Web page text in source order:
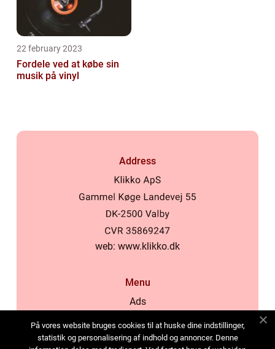
22 february 2023
Fordele ved at købe sin
musik på vinyl
Address
web: www.klikko.dk
Menu
Ads
Cookies
På vores website bruges cookies til at huske dine indstillinger,
statistik og personalisering af indhold og annoncer. Denne